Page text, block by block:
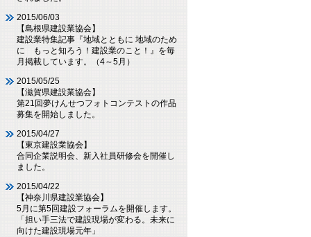
2015/06/03
【島根県建設業協会】
建設業特集記事『地域とともに 地域のため
に もっと知ろう！建設業のこと！』を毎
月掲載しています。（4～5月）
2015/05/25
【滋賀県建設業協会】
第21回夢けんせつフォトコンテストの作品
募集を開始しました。
2015/04/27
【東京建設業協会】
合同企業説明会、新入社員研修会を開催し
ました。
2015/04/22
【神奈川県建設業協会】
5月に第5回建設フォーラムを開催します。
「担い手三法で建設現場が変わる。未来に
向けた建設現場元年」